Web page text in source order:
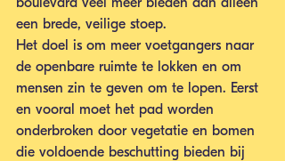
een brede, veilige stoep.
Het doel is om meer voetgangers naar
de openbare ruimte te lokken en om
mensen zin te geven om te lopen. Eerst
en vooral moet het pad worden
onderbroken door vegetatie en bomen
die voldoende beschutting bieden bij